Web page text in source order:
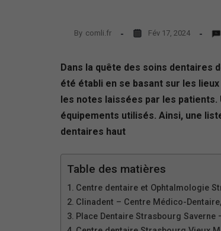
By comli.fr Fév 17, 2024
Dans la quête des soins dentaires
été établi en se basant sur les
les notes laissées par les
équipements utilisés. Ainsi, une
dentaires haut
Table des matières
Centre dentaire et Ophtalmologie
Clinadent – Centre Médico-
Place Dentaire Strasbourg